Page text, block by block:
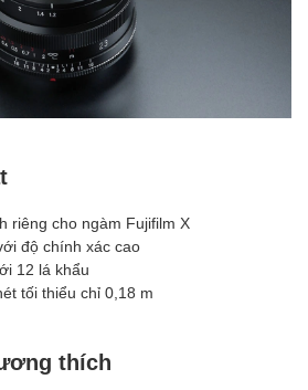
riêng cho ngàm Fujifilm X
độ chính xác cao
12 lá khẩu
tối thiểu chỉ 0,18 m
thích